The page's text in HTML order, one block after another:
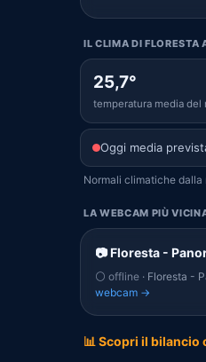
IL CLIMA DI FLORESTA
25,7°
temperatura media del
Oggi media
Normali climatiche
LA WEBCAM PIÙ
📷 Floresta -
⚪ offline · Floresta -
webcam →
📊 Scopri il bilancio